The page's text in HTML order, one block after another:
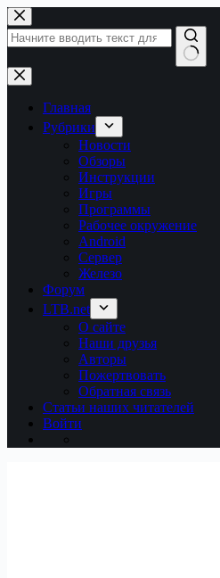
Перейти
к
сути
Ничего
не
найденоГлавная
Рубрики
Новости
Обзоры
Инструкции
Игры
Программы
Рабочее окружение
Android
Сервер
Железо
Форум
LTB.net
О сайте
Наши друзья
Авторы
Пожертвовать
Обратная связь
Статьи наших читателей
Войти